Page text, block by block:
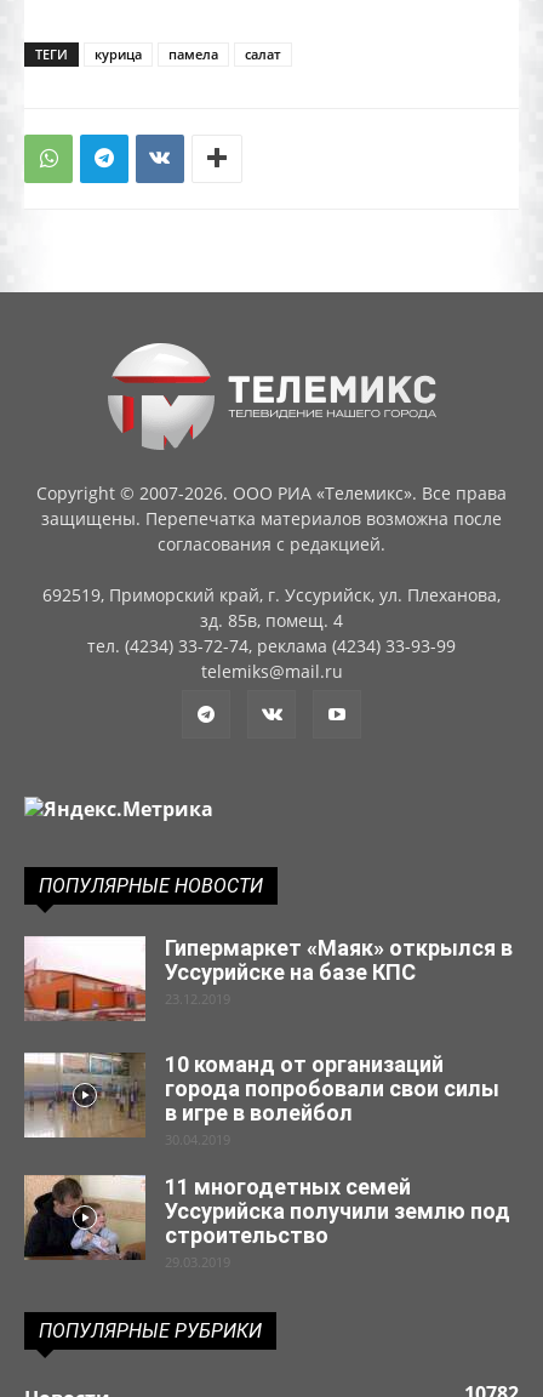
ТЕГИ курица памела салат
Copyright © 2007-2026. ООО РИА «Телемикс». Все права
защищены. Перепечатка материалов возможна после
согласования с редакцией.
692519, Приморский край, г. Уссурийск, ул. Плеханова,
зд. 85в, помещ. 4
тел. (4234) 33-72-74, реклама (4234) 33-93-99
telemiks@mail.ru
ПОПУЛЯРНЫЕ НОВОСТИ
Гипермаркет «Маяк» открылся в
Уссурийске на базе КПС
23.12.2019
10 команд от организаций
города попробовали свои силы
в игре в волейбол
30.04.2019
11 многодетных семей
Уссурийска получили землю под
строительство
29.03.2019
ПОПУЛЯРНЫЕ РУБРИКИ